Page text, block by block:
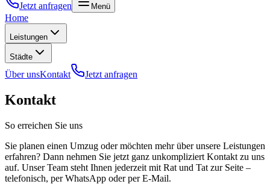
Jetzt anfragen
Menü
Home
Leistungen
Städte
Über unsKontakt Jetzt anfragen
Kontakt
So erreichen Sie uns
Sie planen einen Umzug oder möchten mehr über unsere Leistungen
erfahren? Dann nehmen Sie jetzt ganz unkompliziert Kontakt zu uns
auf. Unser Team steht Ihnen jederzeit mit Rat und Tat zur Seite –
telefonisch, per WhatsApp oder per E-Mail.